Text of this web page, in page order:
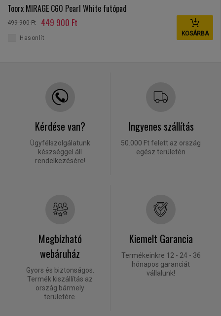
Toorx MIRAGE C60 Pearl White futópad
499 900 Ft 449 900 Ft
KOSÁRBA
Hasonlít
Kérdése van?
Ügyfélszolgálatunk
készséggel áll
rendelkezésére!
Ingyenes szállítás
50.000 Ft felett az ország
egész területén
Megbízható
webáruház
Gyors és biztonságos.
Termék kiszállítás az
ország bármely
területére.
Kiemelt Garancia
Termékeinkre 12 - 24 - 36
hónapos garanciát
vállalunk!